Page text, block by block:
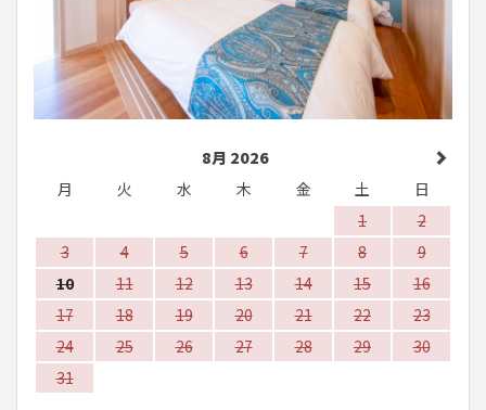
8月 2026
月
火 水 木 金 土
日
1
2
3
4 5 6 7 8
9
10
11 12 13 14 15
16
17
18 19 20 21 22
23
24
25 26 27 28 29
30
31